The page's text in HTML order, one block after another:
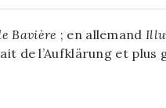
Bavière ; en allemand
de l’Aufklärung et